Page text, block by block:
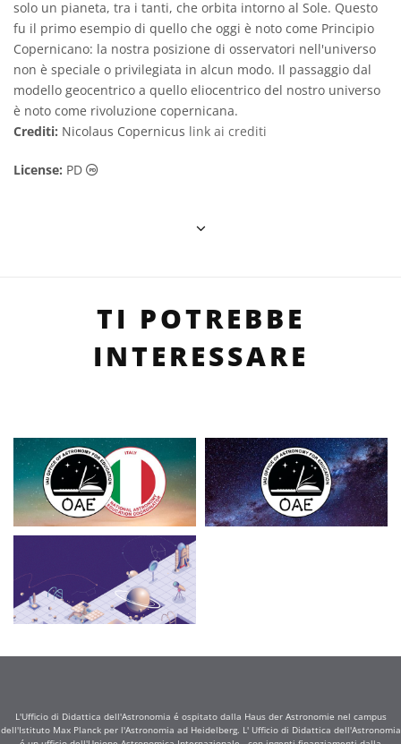
solo un pianeta, tra i tanti, che orbita intorno al Sole. Questo
fu il primo esempio di quello che oggi è noto come Principio
Copernicano: la nostra posizione di osservatori nell'universo
non è speciale o privilegiata in alcun modo. Il passaggio dal
modello geocentrico a quello eliocentrico del nostro universo
è noto come rivoluzione copernicana.
Crediti: Nicolaus Copernicus link ai crediti
License: PD Dominio Pubblico icone
TI POTREBBE
INTERESSARE
L'Ufficio di Didattica dell'Astronomia é ospitato dalla Haus der Astronomie nel campus
dell'Istituto Max Planck per l'Astronomia ad Heidelberg. L' Ufficio di Didattica dell'Astronomia